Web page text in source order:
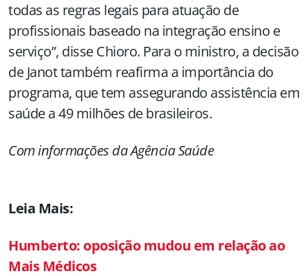
todas as regras legais para atuação de
profissionais baseado na integração ensino e
serviço”, disse Chioro. Para o ministro, a decisão
de Janot também reafirma a importância do
programa, que tem assegurando assistência em
saúde a 49 milhões de brasileiros.
Com informações da Agência Saúde
Leia Mais:
Humberto: oposição mudou em relação ao
Mais Médicos